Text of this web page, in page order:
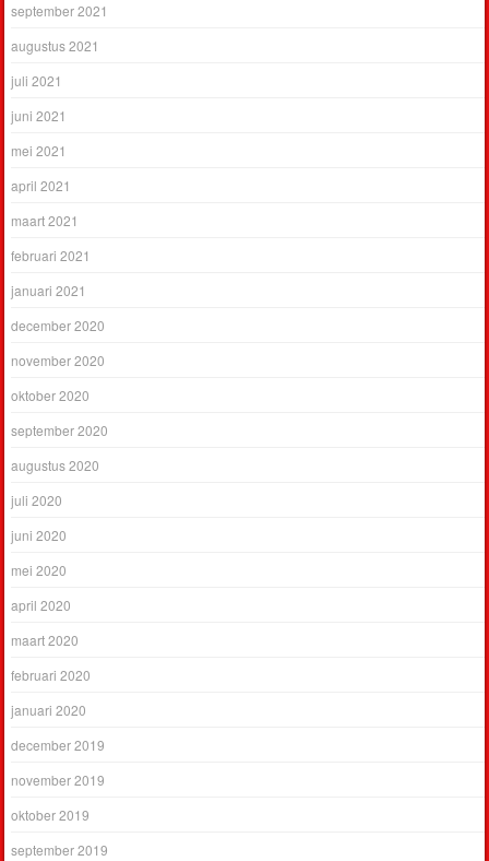
september 2021
augustus 2021
juli 2021
juni 2021
mei 2021
april 2021
maart 2021
februari 2021
januari 2021
december 2020
november 2020
oktober 2020
september 2020
augustus 2020
juli 2020
juni 2020
mei 2020
april 2020
maart 2020
februari 2020
januari 2020
december 2019
november 2019
oktober 2019
september 2019